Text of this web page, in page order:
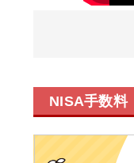
NISA手数料